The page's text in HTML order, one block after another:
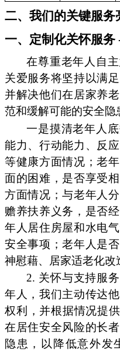
二、我们的关键服务
一、定制化关怀服
在尊重老年人自
关爱服务将坚持以满
并解决他们在居家养
范和缓解可能的安全隐
一是摸清老年人
能力、行动能力、反
等健康方面情况；老
面的困难，是否享受
方面情况；与老年人
赡养扶养义务，是否
年人居住房屋和水电
安全事项；老年人是
神慰藉、居家适老化改
2. 关怀与支持服
年人，我们主动传达
权利，并根据情况提
在居住安全风险的长
隐患，以降低意外发